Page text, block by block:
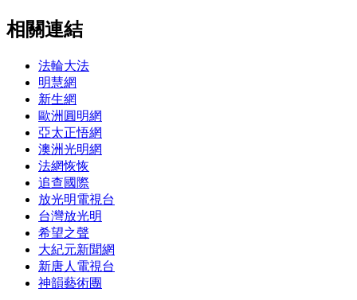
相關連結
法輪大法
明慧網
新生網
歐洲圓明網
亞太正悟網
澳洲光明網
法網恢恢
追查國際
放光明電視台
台灣放光明
希望之聲
大紀元新聞網
新唐人電視台
神韻藝術團